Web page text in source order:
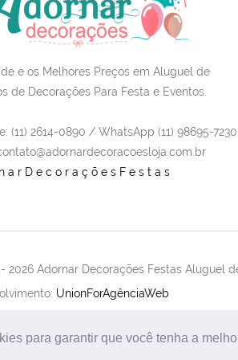
para garantir que você tenha a
e os Melhores Preços em Aluguel de
de Decorações Para Festa e Eventos.
(11) 2614-0890 / WhatsApp (11) 98695-7230
2026 Adornar Decorações Festas Aluguel
UnionForAgênciaWeb